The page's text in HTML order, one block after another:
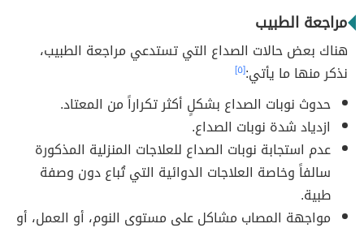
مراجعة الطبيب
هناك بعض حالات الصداع التي تستدعي مراجعة الطبيب،
نذكر منها ما يأتي:[٥]
حدوث نوبات الصداع بشكلٍ أكثر تكراراً من المعتاد.
ازدياد شدة نوبات الصداع.
عدم استجابة نوبات الصداع للعلاجات المنزلية المذكورة
سالفاً وخاصة العلاجات الدوائية التي تُباع دون وصفة
طبية.
مواجهة المصاب مشاكل على مستوى النوم، أو العمل، أو